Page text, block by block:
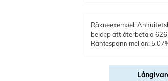
Räkneexempel:
belopp att återbetala
Räntespann mellan: